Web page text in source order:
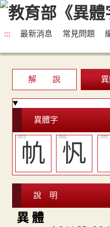
::: 最新消息 常見問題
解 說
異體字
㠶 忛
說 明
異 體